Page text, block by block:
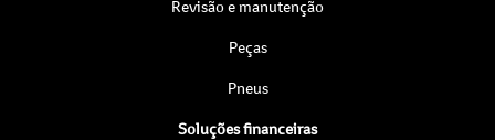
Revisão e manutenção
Peças
Pneus
Soluções financeiras